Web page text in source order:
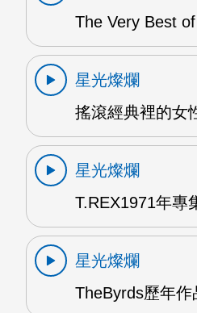
The Very Best
星光燦爛
搖滾經典裡的女
星光燦爛
T.REX1971年專
星光燦爛
TheByrds歷年作